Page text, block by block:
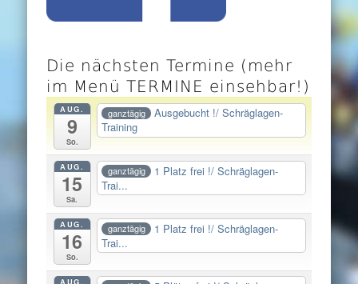
Die nächsten Termine (mehr
im Menü TERMINE einsehbar!)
AUG.
9
So.
ganztägig
Ausgebucht !/ Schräglagen-
Training
AUG.
15
Sa.
ganztägig
1 Platz frei !/ Schräglagen-
Trai...
AUG.
16
So.
ganztägig
1 Platz frei !/ Schräglagen-
Trai...